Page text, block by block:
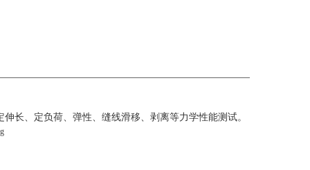
长、定负荷、弹性、缝线滑移、剥离等力学性能测试。